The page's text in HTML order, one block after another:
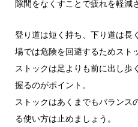
隙間をなくすことで疲れを軽減
登り道は短く持ち、下り道は長
場では危険を回避するためスト
ストックは足よりも前に出し歩
握るのがポイント。
ストックはあくまでもバランス
る使い方は止めましょう。